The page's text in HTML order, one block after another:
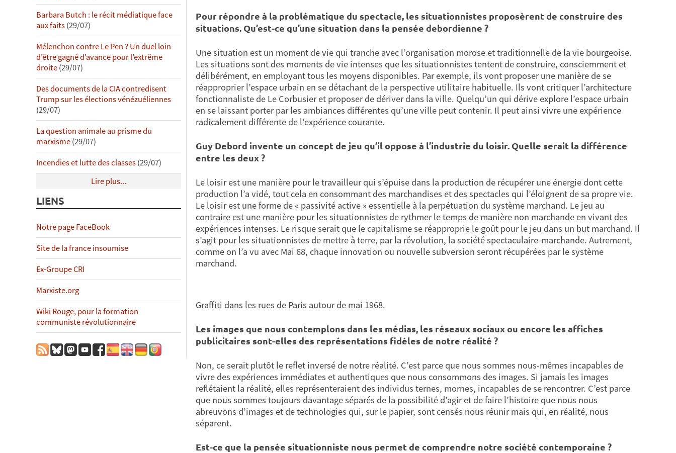
Barbara Butch : le récit médiatique face
aux faits(29/07)
Mélenchon contre Le Pen ? Un duel loin
d’être gagné d’avance pour l’extrême
droite(29/07)
Des documents de la CIA contredisent
Trump sur les élections vénézuéliennes
(29/07)
La question animale au prisme du
marxisme(29/07)
Incendies et lutte des classes(29/07)
Lire plus...
LIENS
Notre page FaceBook
Site de la france insoumise
Ex-Groupe CRI
Marxiste.org
Wiki Rouge, pour la formation
communiste révolutionnaire
Pour répondre à la problématique du spectacle, les situationnistes proposèrent de construire des
situations. Qu’est-ce qu’une situation dans la pensée debordienne ?
Une situation est un moment de vie qui tranche avec l’organisation morose et traditionnelle de la vie bourgeoise.
Les situations sont des moments de vie intenses que les situationnistes tentent de construire, consciemment et
délibérément, en employant tous les moyens disponibles. Par exemple, ils vont proposer une manière de se
réapproprier l’espace urbain en se détachant de la perspective utilitaire habituelle. Ils vont critiquer l’architecture
fonctionnaliste de Le Corbusier et proposer de dériver dans la ville. Quelqu’un qui dérive explore l’espace urbain
en se laissant porter par les ambiances différentes qu’une ville peut contenir. Il peut ainsi vivre une expérience
radicalement différente de l’expérience courante.
Guy Debord invente un concept de jeu qu’il oppose à l’industrie du loisir. Quelle serait la différence
entre les deux ?
Le loisir est une manière pour le travailleur qui s’épuise dans la production de récupérer une énergie dont cette
production l’a vidé, tout cela en consommant des marchandises et des spectacles qui l’éloignent de sa propre vie.
Le loisir est une forme de « passivité active » essentielle à la perpétuation du système marchand. Le jeu au
contraire est une manière pour les situationnistes de rythmer le temps de manière non marchande en vivant des
expériences intenses. Le risque serait que le capitalisme se réapproprie le goût pour le jeu dans un but marchand. Il
s’agit pour les situationnistes de mettre à terre, par la révolution, la société spectaculaire-marchande. Autrement,
comme on l’a vu avec Mai 68, chaque innovation ou nouvelle subversion seront récupérées par le système
marchand.
Graffiti dans les rues de Paris autour de mai 1968.
Les images que nous contemplons dans les médias, les réseaux sociaux ou encore les affiches
publicitaires sont-elles des représentations fidèles de notre réalité ?
Non, ce serait plutôt le reflet inversé de notre réalité. C’est parce que nous sommes nous-mêmes incapables de
vivre des expériences immédiates et authentiques que nous consommons des images. Si jamais les images
reflétaient la réalité, elles représenteraient des individus ternes, mornes, incapables de se rencontrer. C’est parce
que nous sommes toujours davantage séparés de la possibilité d’agir et de faire l’histoire que nous nous
abreuvons d’images et de technologies qui, sur le papier, sont censés nous réunir mais qui, en réalité, nous
séparent.
Est-ce que la pensée situationniste nous permet de comprendre notre société contemporaine ?